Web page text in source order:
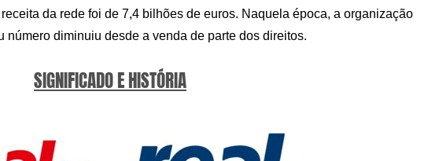
da rede foi de 7,4 bilhões de euros. Naquela época, a organização
número diminuiu desde a venda de parte dos direitos.
SIGNIFICADO E HISTÓRIA